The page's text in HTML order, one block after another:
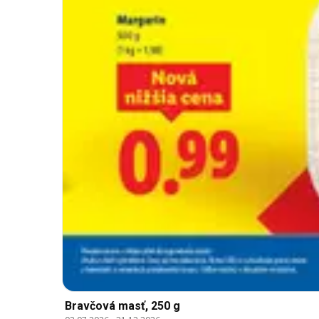
Bravčová masť, 250 g